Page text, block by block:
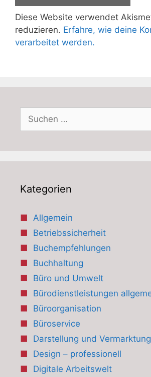
Diese Website verwendet
reduzieren. Erfahre, wie deine
verarbeitet werden.
nach:
Kategorien
Allgemein
Betriebssicherheit
Buchempfehlungen
Buchhaltung
Büro und Umwelt
Bürodienstleistungen
Büroorganisation
Büroservice
Darstellung und Vermarktung
Design – professionell
Digitale Arbeitswelt